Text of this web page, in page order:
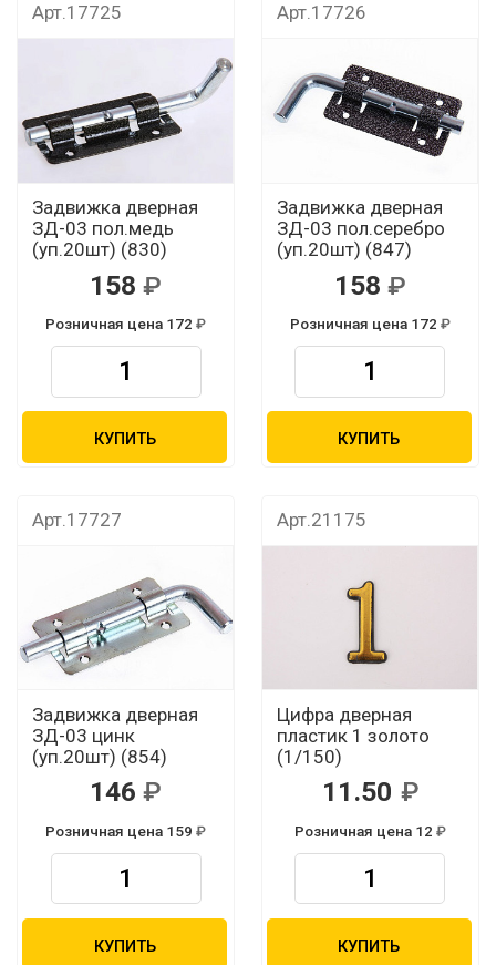
Арт.17725
Задвижка дверная
ЗД-03 пол.медь
(уп.20шт) (830)
158
Розничная цена 172
КУПИТЬ
Арт.17726
Задвижка дверная
ЗД-03 пол.серебро
(уп.20шт) (847)
158
Розничная цена 172
КУПИТЬ
Арт.17727
Задвижка дверная
ЗД-03 цинк
(уп.20шт) (854)
146
Розничная цена 159
КУПИТЬ
Арт.21175
Цифра дверная
пластик 1 золото
(1/150)
11.50
Розничная цена 12
КУПИТЬ